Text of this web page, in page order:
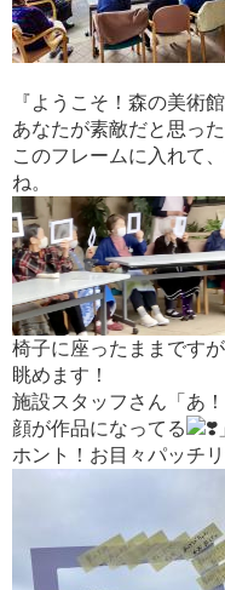
『ようこそ！森の美術館
あなたが素敵だと思っ
このフレームに入れて
ね。
椅子に座ったままです
眺めます！
施設スタッフさん「あ
顔が作品になってる
ホント！お目々パッチ